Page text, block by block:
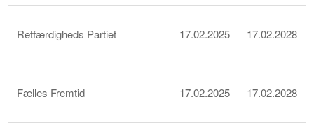
Retfærdigheds Partiet 17.02.2025 17.02.2028
Fælles Fremtid 17.02.2025 17.02.2028